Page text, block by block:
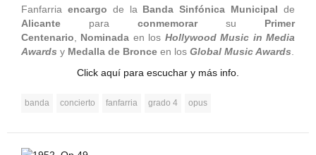
Fanfarria encargo de la Banda Sinfónica Municipal de
Alicante para conmemorarsu Primer
Centenario
Nominada en los Hollywood Music in Media
Awards y Medalla de Bronce en los Global Music Awards
Click aquí para escuchar y más info.
banda concierto fanfarria grado 4 opus